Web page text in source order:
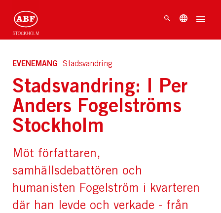
EVENEMANG Stadsvandring
Stadsvandring: I Per
Anders Fogelströms
Stockholm
Möt författaren,
samhällsdebattören och
humanisten Fogelström i kvarteren
där han levde och verkade - från